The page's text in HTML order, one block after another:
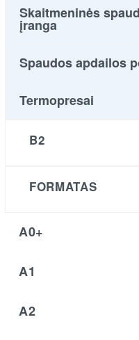
Skaitmeninės
įranga
Spaudos apdailos
Termopresai
B2
FORMATAS
A0+
A1
A2